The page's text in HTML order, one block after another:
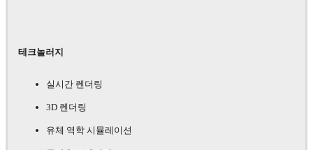
테크놀러지
실시간 렌더링
3D 렌더링
유체 역학 시뮬레이션